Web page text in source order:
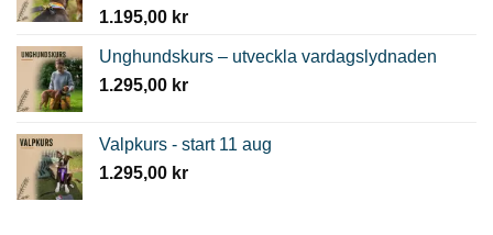
1.195,00 kr
Unghundskurs – utveckla vardagslydnaden
1.295,00 kr
Valpkurs - start 11 aug
1.295,00 kr